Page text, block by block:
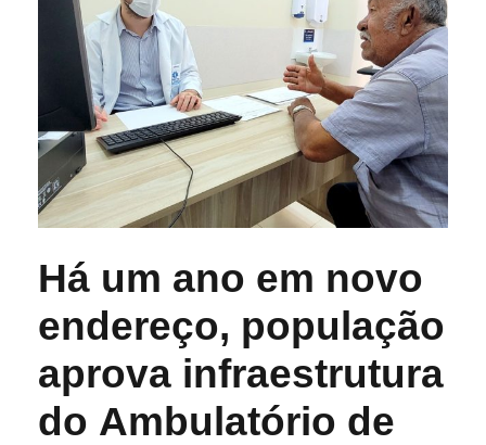
Há um ano em novo
endereço, população
aprova infraestrutura
do Ambulatório de